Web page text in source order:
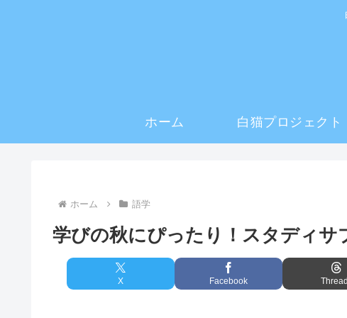
ホーム 白猫プロジェクト
ホーム 語学
学びの秋にぴったり！スタディサ
X Facebook